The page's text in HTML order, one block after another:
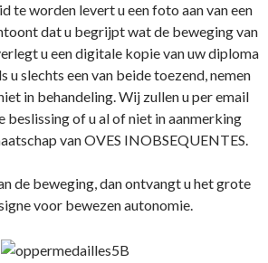
te worden levert u een foto aan van een
dat u begrijpt wat de beweging van
u een digitale kopie van uw diploma
u slechts een van beide toezend, nemen
in behandeling. Wij zullen u per email
beslissing of u al of niet in aanmerking
van OVES INOBSEQUENTES.
de beweging, dan ontvangt u het grote
voor bewezen autonomie.